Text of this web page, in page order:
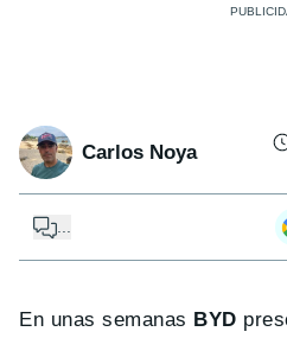
Carlos Noya
...
En unas semanas BYD